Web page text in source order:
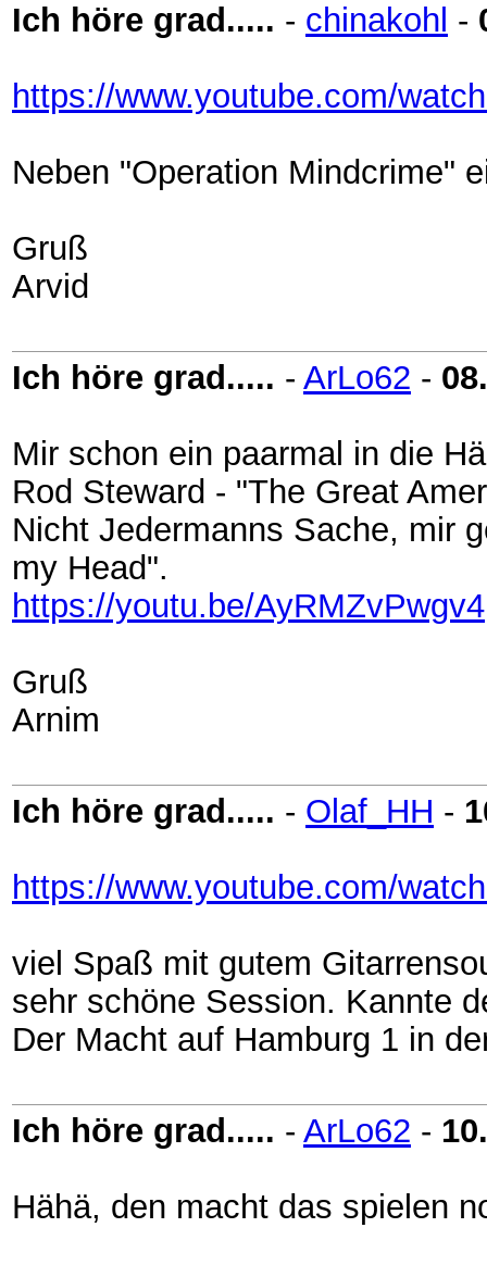
Ich höre grad..... - chinakohl -
https://www.youtube.com/
Neben "Operation Mindcrime"
Gruß
Arvid
Ich höre grad..... - ArLo62 -
Mir schon ein paarmal in die
Rod Steward - "The Great
Nicht Jedermanns Sache, mir
my Head".
https://youtu.be/AyRMZvPwgv4
Gruß
Arnim
Ich höre grad..... - Olaf_HH -
https://www.youtube.com/
viel Spaß mit gutem
sehr schöne Session. Kannte
Der Macht auf Hamburg 1 in
Ich höre grad..... - ArLo62 -
Hähä, den macht das spielen